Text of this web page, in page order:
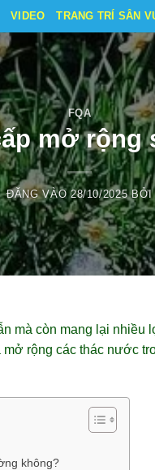
VIDEO TRANG TRÍ SÂN
FQA
mở rộng
ĐĂNG VÀO28/10/2025 BỞI
mà còn mang lại nhiều
rộng các thác nước
không?